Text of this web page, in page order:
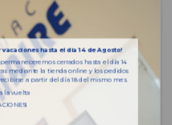
hasta el día 14 de Agosto!
cerrados hasta el día 14
mediante la tienda online y los pedidos
a partir del día 18 del mismo mes.
la vuelta